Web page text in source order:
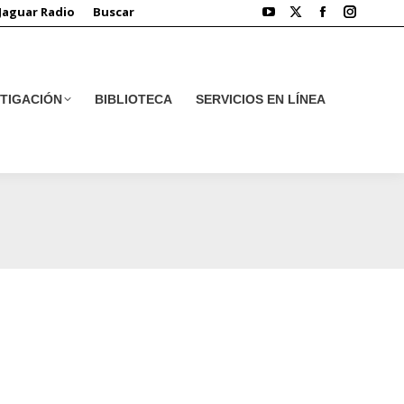
Radio Buscar
BIBLIOTECA SERVICIOS EN LÍNEA
BIBLIOTECA SERVICIOS EN LÍNEA